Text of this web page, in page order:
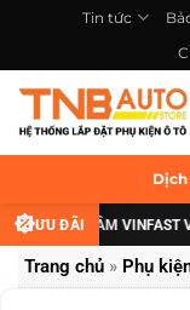
nội
dung
Tin tức
Dịch
ƯU ĐÃI
GẦM VINFAST VF6
Trang chủ » Phụ